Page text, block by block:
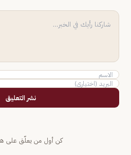
نشر التعليق
كن أول من يعلّق على